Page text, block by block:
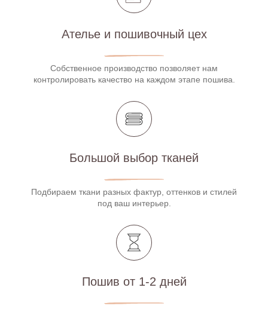
Ателье и пошивочный цех
Собственное производство позволяет нам
контролировать качество на каждом этапе пошива.
Большой выбор тканей
Подбираем ткани разных фактур, оттенков и стилей
под ваш интерьер.
Пошив от 1-2 дней